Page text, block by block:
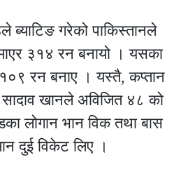
ब्याटिङ गरेको पाकिस्तानले
३१४ रन बनायो । यसका
रन बनाए । यस्तै, कप्तान
खानले अविजित ४८ को
लोगान भान विक तथा बास
दुई विकेट लिए ।